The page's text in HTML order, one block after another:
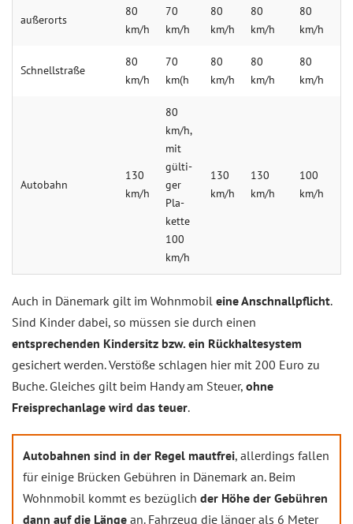
au­ßer­orts
80
km/h
70
km/h
80
km/h
80
km/h
80
km/h
Schnell­stra­ße
80
km/h
70
km(h
80
km/h
80
km/h
80
km/h
Au­to­bahn
130
km/h
80
km/h,
mit
gül­ti­
ger
Pla­
ket­te
100
km/h
130
km/h
130
km/h
100
km/h
Auch in Dänemark gilt im Wohnmobil eine Anschnallpflicht.
Sind Kinder dabei, so müssen sie durch einen
entsprechenden Kindersitz bzw. ein Rückhaltesystem
gesichert werden. Verstöße schlagen hier mit 200 Euro zu
Buche. Gleiches gilt beim Handy am Steuer, ohne
Freisprechanlage wird das teuer.
Autobahnen sind in der Regel mautfrei, allerdings fallen
für einige Brücken Gebühren in Dänemark an. Beim
Wohnmobil kommt es bezüglich der Höhe der Gebühren
dann auf die Länge an. Fahrzeug die länger als 6 Meter